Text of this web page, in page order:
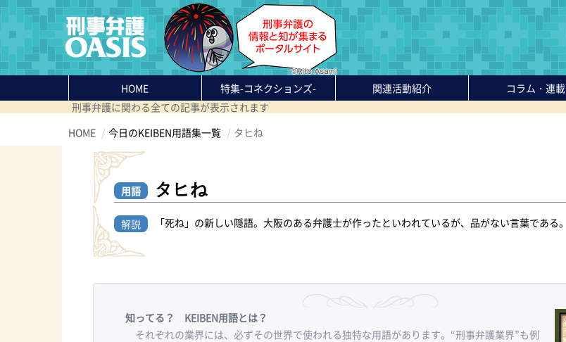
HOME 特集-コネクションズ- 関連活動紹介 コラム・連載
刑事弁護に関わる全ての記事が表示されます
HOME
今日のKEIBEN用語集一覧 タヒね
用語 タヒね
解説 「死ね」の新しい隠語。大阪のある弁護士が作ったといわれているが、品がない言葉である。
知ってる？ KEIBEN用語とは？
それぞれの業界には、必ずその世界で使われる独特な用語があります。“刑事弁護業界”も例